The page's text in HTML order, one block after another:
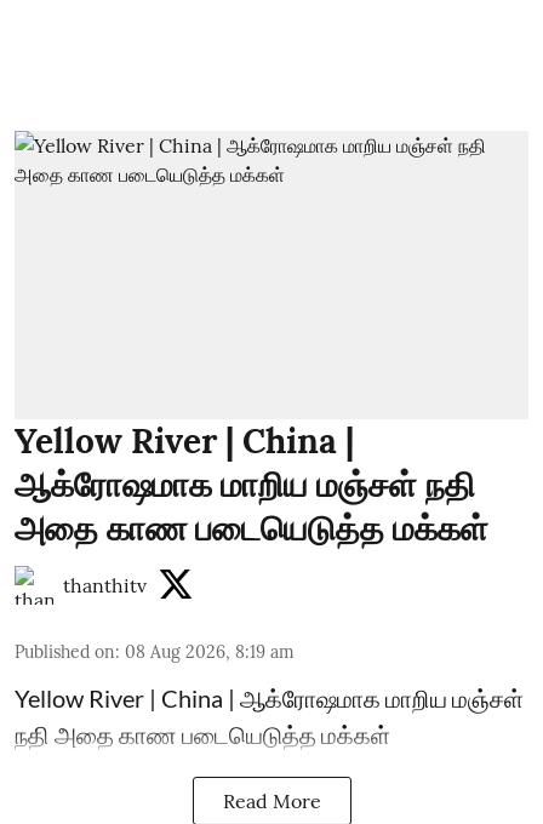
Yellow River | China |
ஆக்ரோஷமாக மாறிய மஞ்சள் நதி
அதை காண படையெடுத்த மக்கள்
thanthitv
Published on: 08 Aug 2026, 8:19 am
Yellow River | China | ஆக்ரோஷமாக மாறிய மஞ்சள்
நதி அதை காண படையெடுத்த மக்கள்
Read More